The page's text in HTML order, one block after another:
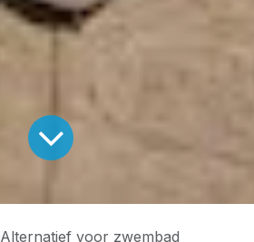
Alternatief voor zwembad